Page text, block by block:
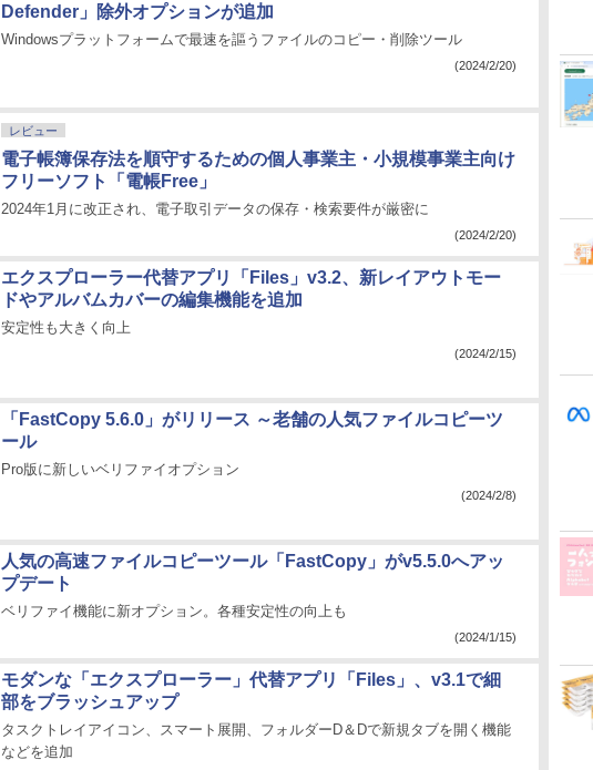
Defender」除外オプションが追加
Windowsプラットフォームで最速を謳うファイルのコピー・削除ツール
(2024/2/20)
レビュー
電子帳簿保存法を順守するための個人事業主・小規模事業主向け
フリーソフト「電帳Free」
2024年1月に改正され、電子取引データの保存・検索要件が厳密に
(2024/2/20)
エクスプローラー代替アプリ「Files」v3.2、新レイアウトモー
ドやアルバムカバーの編集機能を追加
安定性も大きく向上
(2024/2/15)
「FastCopy 5.6.0」がリリース ～老舗の人気ファイルコピーツ
ール
Pro版に新しいベリファイオプション
(2024/2/8)
人気の高速ファイルコピーツール「FastCopy」がv5.5.0へアッ
プデート
ベリファイ機能に新オプション。各種安定性の向上も
(2024/1/15)
モダンな「エクスプローラー」代替アプリ「Files」、v3.1で細
部をブラッシュアップ
タスクトレイアイコン、スマート展開、フォルダーD＆Dで新規タブを開く機能
などを追加